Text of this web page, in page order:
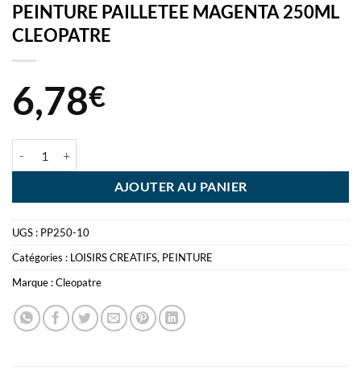
PEINTURE PAILLETEE MAGENTA 250ML
CLEOPATRE
6,78€
AJOUTER AU PANIER
UGS : PP250-10
Catégories : LOISIRS CREATIFS, PEINTURE
Marque :Cleopatre